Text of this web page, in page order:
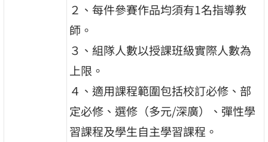
２、每件參賽作品均須有1名指導教
師。
３、組隊人數以授課班級實際人數為
上限。
４、適用課程範圍包括校訂必修、部
定必修、選修（多元/深廣）、彈性學
習課程及學生自主學習課程。